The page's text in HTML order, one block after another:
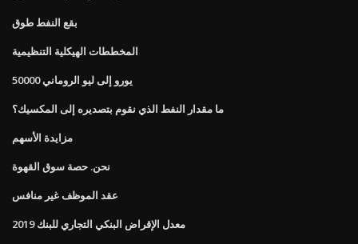
بقع النفط طوق
المخططات الهيكلية التنظيمية
50000 يورو إلى ليو الروماني
ما مقدار النفط الذي نقوم بتصديره إلى المكسيك؟
مزايدة الأسهم
نحن. حصة سوق القهوة
عقد الموظف غير منافس
معدل الإقراض البنكي التجاري للبنك 2019